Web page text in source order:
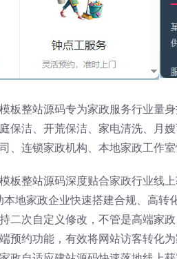
板整站源码专为家政服务行业量
保洁、开荒保洁、家电清洗、月
、连锁家政机构、本地家政工作室
板整站源码深度贴合家政行业线
本地家政企业快速搭建合规、高
二次自定义修改，不管是高端家
预约功能，有效将网站访客转化